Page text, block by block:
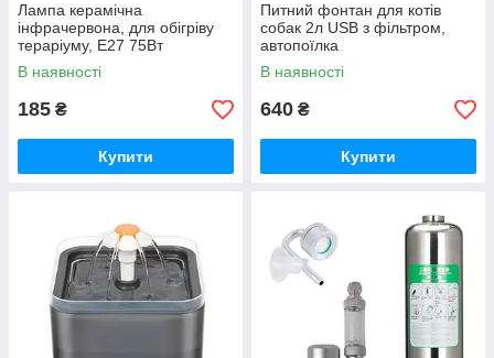
Лампа керамічна
інфрачервона, для обігріву
тераріуму, Е27 75Вт
В наявності
185 ₴
Купити
Питний фонтан для котів
собак 2л USB з фільтром,
автопоїлка
В наявності
640 ₴
Купити